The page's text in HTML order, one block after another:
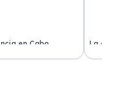
en Cabo
condiciones y sin
La
de